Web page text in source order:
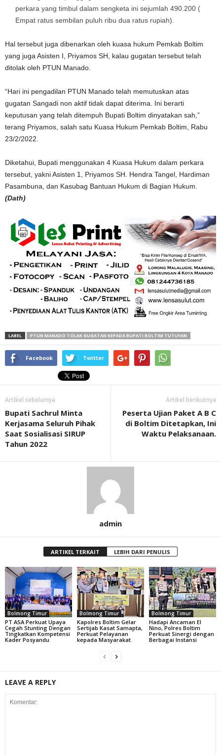
perkara yang timbul dalam sengketa ini sejumlah 490.200 (
Empat ratus sembilan puluh ribu dua ratus rupiah).
Hal tersebut juga dibenarkan oleh kuasa hukum Pemkab Boltim
yang juga Asisten I, Priyamos SH, kalau gugatan tersebut telah
ditolak oleh PTUN Manado.
“Hari ini pengadilan PTUN Manado telah memutuskan atas
gugatan Sangadi non aktif tidak dapat diterima. Ini berarti
keputusan yang telah ditempuh Bupati Boltim dinyatakan sah,”
terang Priyamos, salah satu Kuasa Hukum Pemkab Boltim, Rabu
23/2/2022.
Diketahui, Bupati menggunakan 4 Kuasa Hukum dalam perkara
tersebut, yakni Asisten 1, Priyamos SH. Hendra Tangel, Hardiman
Pasambuna, dan Kasubag Bantuan Hukum di Bagian Hukum.
(Dath)
LABEL PTUN MANADO TOLAK GUGATAN KEPADA BUPATI BOLTIM TUTUYAN
Facebook Twitter
Artikel sebelumya
Bupati Sachrul Minta
Kerjasama Seluruh Pihak
Saat Sosialisasi SIRUP
Tahun 2022
Artikel berikutnya
Peserta Ujian Paket A B C
di Boltim Ditetapkan, Ini
Waktu Pelaksanaan.
admin
ARTIKEL TERKAIT LEBIH DARI PENULIS
Bolmong Timur
PT ASA Perkuat Upaya
Cegah Stunting Dengan
Tingkatkan Kompetensi
Kader Posyandu
Bolmong Timur
Kapolres Boltim Gelar
Sertijab Kasat Samapta,
Perkuat Pelayanan
kepada Masyarakat
Bolmong Timur
Hadapi Ancaman El
Nino, Polres Boltim
Perkuat Sinergi dengan
Berbagai Instansi
LEAVE A REPLY